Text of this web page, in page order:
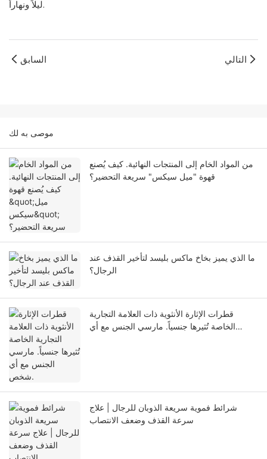
ليلاً ونهاراً.
السابق التالي
موصى به لك
من المواد الخام إلى المنتجات النهائية. كيف يُصنع
قهوة "ميل سيكس" سريعة التحضير؟
ما الذي يميز بخاخ ماكس بليسد لتأخير القذف عند
الرجال؟
قطرات الإثارة الأنثوية ذات العلامة التجارية
الخاصة تُثيرها جنسياً. مارسي الجنس مع أي
شرائط فموية سريعة الذوبان للرجال | علاج
سرعة القذف وضعف الانتصاب